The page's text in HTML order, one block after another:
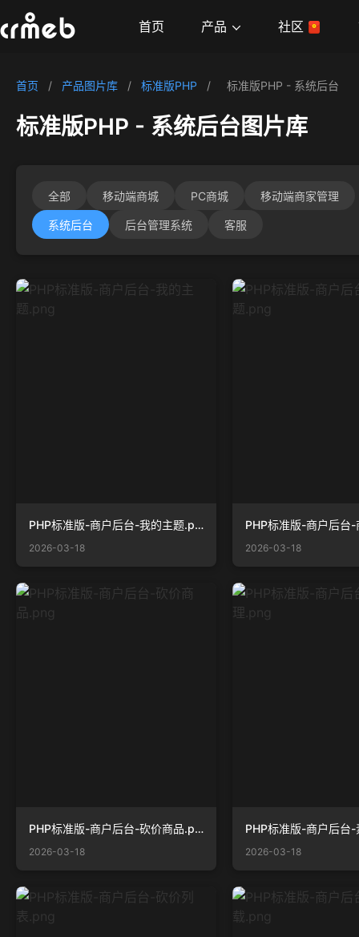
首页 产品 社区
首页 / 产品图片库 / 标准版PHP / 标准版PHP - 系统后台
标准版PHP - 系统后台图片库
全部 移动端商城 PC商城 移动端商家管理
系统后台 后台管理系统 客服
PHP标准版-商户后台-我的主题.png
2026-03-18 2026-03-18
PHP标准版-商户后台-砍价商品.png
2026-03-18 2026-03-18